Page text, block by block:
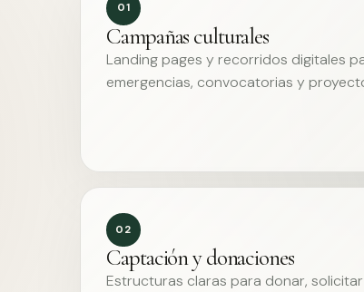
01
Campañas culturales
Landing pages y recorridos digitales
emergencias, convocatorias y
02
Captación y donaciones
Estructuras claras para donar,